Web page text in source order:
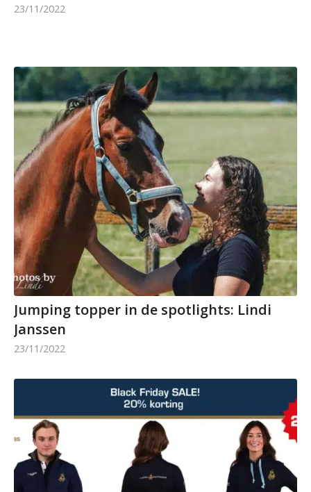
23/11/2022
Jumping topper in de spotlights: Lindi
Janssen
23/11/2022